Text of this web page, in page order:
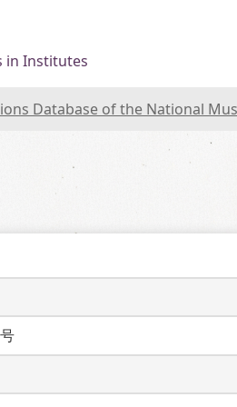
in Institutes
Database of the National